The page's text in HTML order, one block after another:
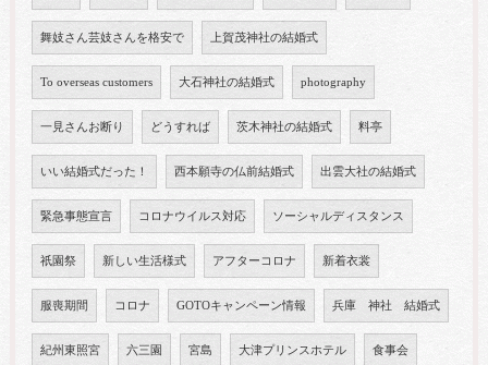
舞妓さん芸妓さんを格安で 上賀茂神社の結婚式
To overseas customers 大石神社の結婚式 photography
一見さんお断り どうすれば 茨木神社の結婚式 料亭
いい結婚式だった！ 西本願寺の仏前結婚式 出雲大社の結婚式
緊急事態宣言 コロナウイルス対応 ソーシャルディスタンス
祇園祭 新しい生活様式 アフターコロナ 新着衣裳
服喪期間 コロナ GOTOキャンペーン情報 兵庫 神社 結婚式
紀州東照宮 六三園 宮島 大津プリンスホテル 食事会